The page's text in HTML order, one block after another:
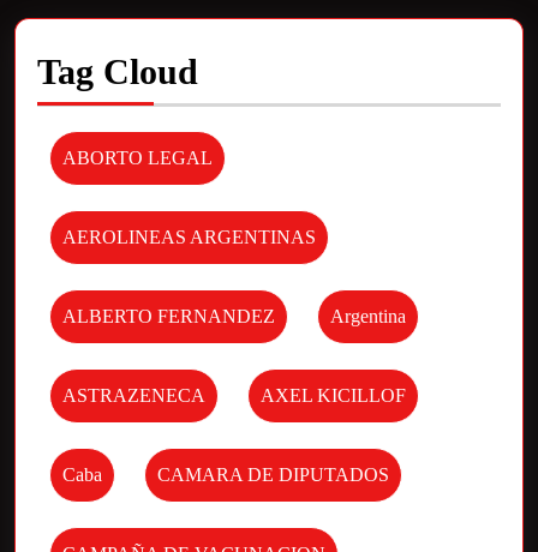
Tag Cloud
ABORTO LEGAL
AEROLINEAS ARGENTINAS
ALBERTO FERNANDEZ Argentina
ASTRAZENECA AXEL KICILLOF
Caba CAMARA DE DIPUTADOS